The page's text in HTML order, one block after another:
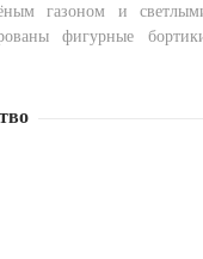
газоном и
фигурные